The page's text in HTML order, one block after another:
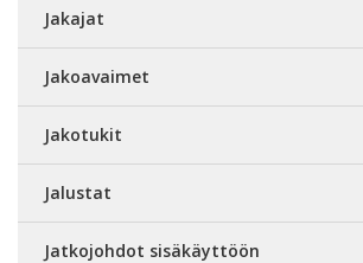
Jakajat
Jakoavaimet
Jakotukit
Jalustat
Jatkojohdot sisäkäyttöön